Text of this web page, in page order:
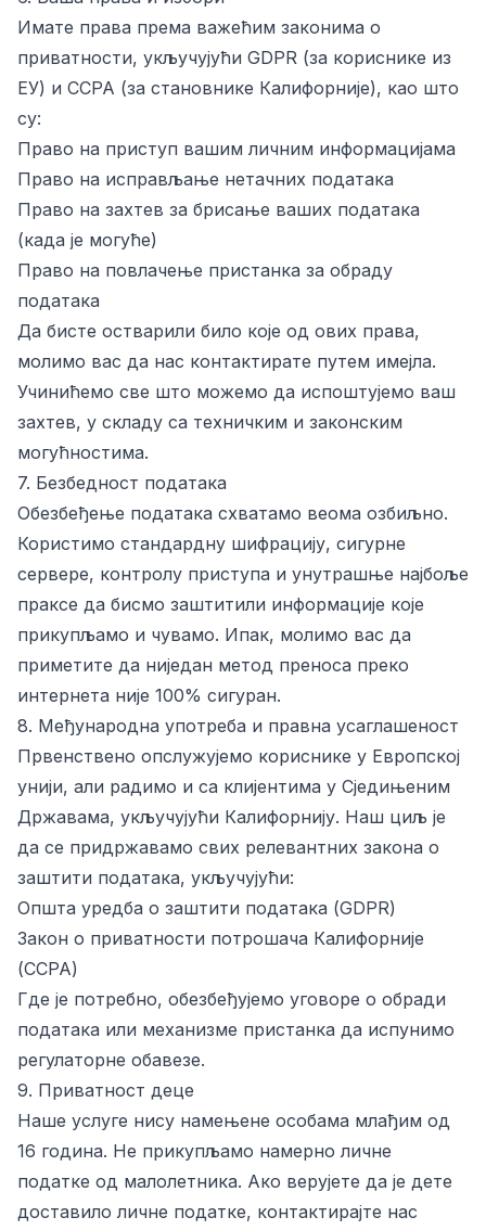
Имате права према важећим законима о
приватности, укључујући GDPR (за кориснике из
ЕУ) и CCPA (за становнике Калифорније), као што
су:
Право на приступ вашим личним информацијама
Право на исправљање нетачних података
Право на захтев за брисање ваших података
(када је могуће)
Право на повлачење пристанка за обраду
података
Да бисте остварили било које од ових права,
молимо вас да нас контактирате путем имејла.
Учинићемо све што можемо да испоштујемо ваш
захтев, у складу са техничким и законским
могућностима.
7. Безбедност података
Обезбеђење података схватамо веома озбиљно.
Користимо стандардну шифрацију, сигурне
сервере, контролу приступа и унутрашње најбоље
праксе да бисмо заштитили информације које
прикупљамо и чувамо. Ипак, молимо вас да
приметите да ниједан метод преноса преко
интернета није 100% сигуран.
8. Међународна употреба и правна усаглашеност
Првенствено опслужујемо кориснике у Европској
унији, али радимо и са клијентима у Сједињеним
Државама, укључујући Калифорнију. Наш циљ је
да се придржавамо свих релевантних закона о
заштити података, укључујући:
Општа уредба о заштити података (GDPR)
Закон о приватности потрошача Калифорније
(CCPA)
Где је потребно, обезбеђујемо уговоре о обради
података или механизме пристанка да испунимо
регулаторне обавезе.
9. Приватност деце
Наше услуге нису намењене особама млађим од
16 година. Не прикупљамо намерно личне
податке од малолетника. Ако верујете да је дете
доставило личне податке, контактирајте нас